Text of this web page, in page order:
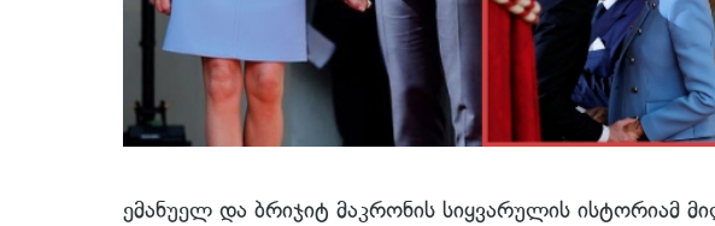
ემანუელ და ბრიჯიტ მაკრონის სიყვარულის ისტორიამ